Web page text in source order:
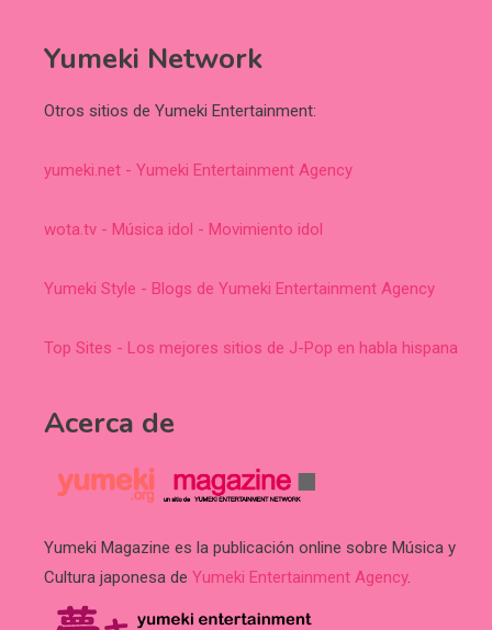
Yumeki Network
Otros sitios de Yumeki Entertainment:
yumeki.net - Yumeki Entertainment Agency
wota.tv - Música idol - Movimiento idol
Yumeki Style - Blogs de Yumeki Entertainment Agency
Top Sites - Los mejores sitios de J-Pop en habla hispana
Acerca de
Yumeki Magazine es la publicación online sobre Música y
Cultura japonesa de Yumeki Entertainment Agency.